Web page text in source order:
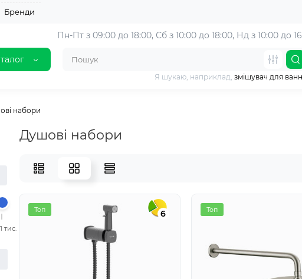
Бренди
Пн-Пт з 09:00 до 18:00, Сб з 10:00 до 18:00, Нд з 10:00 до
Я шукаю, наприклад, змішувач для
набори
тис.
Душові набори
6
Топ Топ